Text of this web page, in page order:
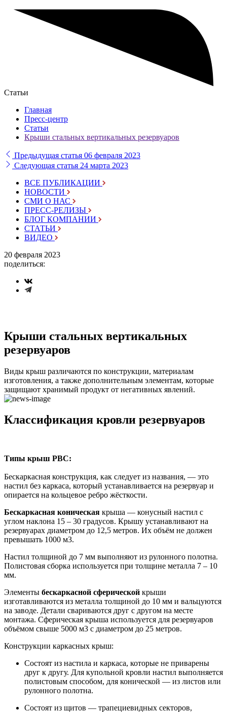
Статьи
Главная
Пресс-центр
Статьи
Крыши стальных вертикальных резервуаров
Предыдущая статья 06 февраля 2023
Следующая статья 24 марта 2023
ВСЕ ПУБЛИКАЦИИ
НОВОСТИ
СМИ О НАС
ПРЕСС-РЕЛИЗЫ
БЛОГ КОМПАНИИ
СТАТЬИ
ВИДЕО
20 февраля 2023
поделиться:
Крыши стальных вертикальных
резервуаров
Виды крыш различаются по конструкции, материалам
изготовления, а также дополнительным элементам, которые
защищают хранимый продукт от негативных явлений.
Классификация кровли резервуаров
Типы крыш РВС:
Бескаркасная конструкция, как следует из названия, — это
настил без каркаса, который устанавливается на резервуар и
опирается на кольцевое ребро жёсткости.
Бескаркасная коническая крыша — конусный настил с
углом наклона 15 – 30 градусов. Крышу устанавливают на
резервуарах диаметром до 12,5 метров. Их объём не должен
превышать 1000 м3.
Настил толщиной до 7 мм выполняют из рулонного полотна.
Полистовая сборка используется при толщине металла 7 – 10
мм.
Элементы бескаркасной сферической крыши
изготавливаются из металла толщиной до 10 мм и вальцуются
на заводе. Детали свариваются друг с другом на месте
монтажа. Сферическая крыша используется для резервуаров
объёмом свыше 5000 м3 с диаметром до 25 метров.
Конструкции каркасных крыш:
Состоят из настила и каркаса, которые не приварены
друг к другу. Для купольной кровли настил выполняется
полистовым способом, для конической — из листов или
рулонного полотна.
Состоят из щитов — трапециевидных секторов,